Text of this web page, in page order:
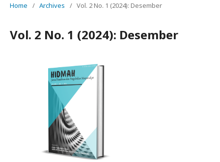
Home / Archives / Vol. 2 No. 1 (2024): Desember
Vol. 2 No. 1 (2024): Desember